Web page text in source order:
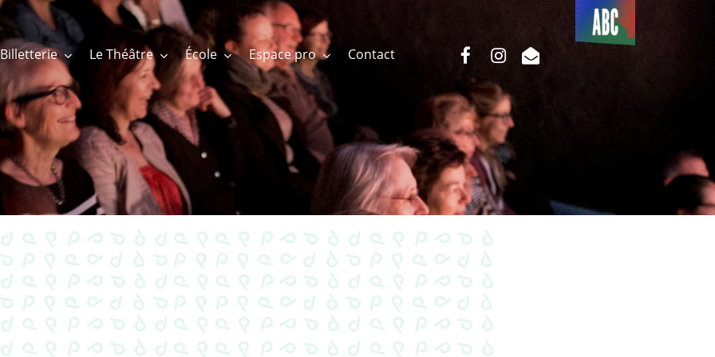
Billetterie Le Théâtre École Espace pro Contact
Du côté
de l’ABC
facebookinstagram
email